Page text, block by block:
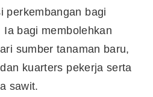
perkembangan bagi
bagi membolehkan
sumber tanaman baru,
kuarters pekerja serta
sawit.